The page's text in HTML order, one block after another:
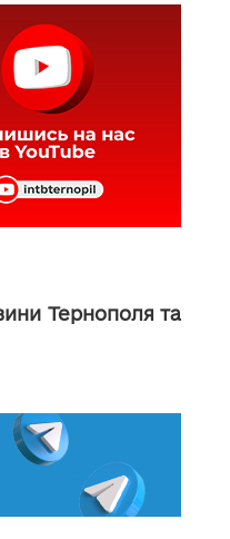
Тернополя та